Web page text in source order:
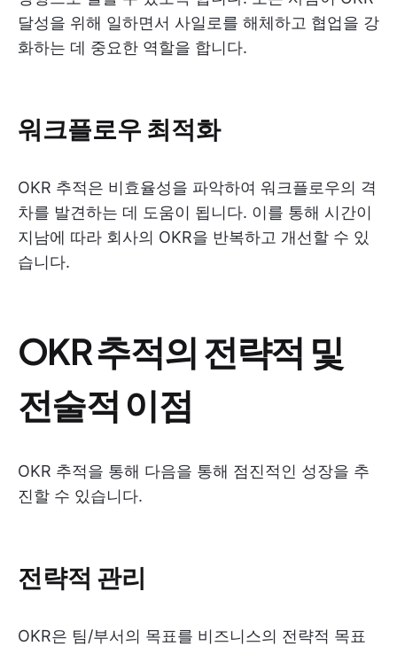
달성을 위해 일하면서 사일로를 해체하고 협업을 강
화하는 데 중요한 역할을 합니다.
워크플로우 최적화
OKR 추적은 비효율성을 파악하여 워크플로우의 격
차를 발견하는 데 도움이 됩니다. 이를 통해 시간이
지남에 따라 회사의 OKR을 반복하고 개선할 수 있
습니다.
OKR 추적의 전략적 및
전술적 이점
OKR 추적을 통해 다음을 통해 점진적인 성장을 추
진할 수 있습니다.
전략적 관리
OKR은 팀/부서의 목표를 비즈니스의 전략적 목표